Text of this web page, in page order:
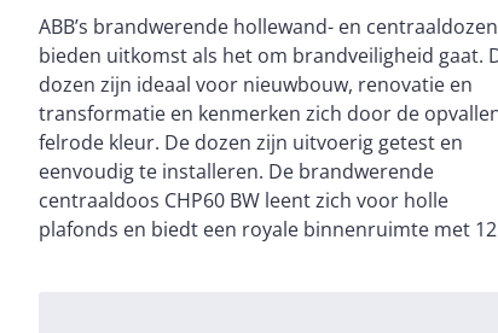
ABB’s brandwerende hollewand- en centraaldozen
bieden uitkomst als het om brandveiligheid gaat.
dozen zijn ideaal voor nieuwbouw, renovatie en
transformatie en kenmerken zich door de
felrode kleur. De dozen zijn uitvoerig getest en
eenvoudig te installeren. De brandwerende
centraaldoos CHP60 BW leent zich voor holle
plafonds en biedt een royale binnenruimte met 12
buisinvoeren voor 16/19/20 mm buis. Het
afneembare bovendeksel vereenvoudigt
aansluiten van voorbedrade flexbuis. De CHP60 BW
heeft een boormaat van 76 mm en kan
geleverd met losse verhogingsring,
kabelvergrendeling en luchtdicht insert. Als deksel
kan worden gekozen uit de centraaldoosdeksels